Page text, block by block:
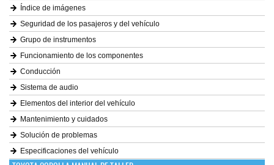
Índice de imágenes
Seguridad de los pasajeros y del vehículo
Grupo de instrumentos
Funcionamiento de los componentes
Conducción
Sistema de audio
Elementos del interior del vehículo
Mantenimiento y cuidados
Solución de problemas
Especificaciones del vehículo